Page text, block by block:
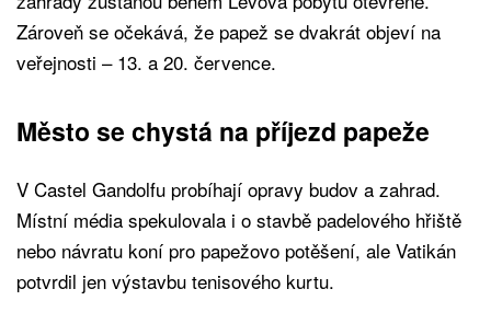
Zároveň se očekává, že papež se dvakrát objeví na
veřejnosti – 13. a 20. července.
Město se chystá na příjezd papeže
V Castel Gandolfu probíhají opravy budov a zahrad.
Místní média spekulovala i o stavbě padelového hřiště
nebo návratu koní pro papežovo potěšení, ale Vatikán
potvrdil jen výstavbu tenisového kurtu.